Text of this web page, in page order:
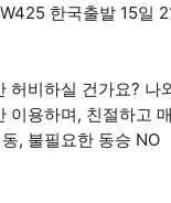
한국출발 15일
허비하실 건가요? 나
이용하며, 친절하고
, 불필요한 동승 NO